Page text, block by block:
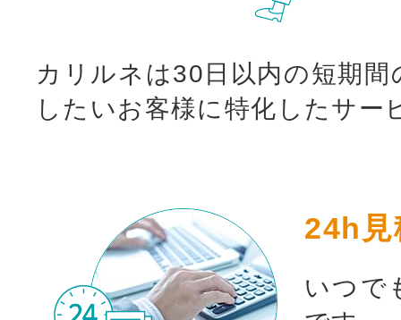
カリルネは30日以内の短期
したいお客様に特化したサー
24h見
いつで